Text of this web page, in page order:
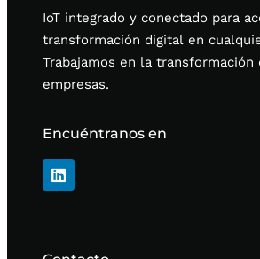
IoT integrado y conectado para
transformación digital en
Trabajamos en la transformación
empresas.
Encuéntranos en